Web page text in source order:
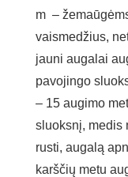
m –
vaismedžius,
jauni augalai
pavojingo
– 15 augimo
sluoksnį, medis
rusti, augalą
karščių metu